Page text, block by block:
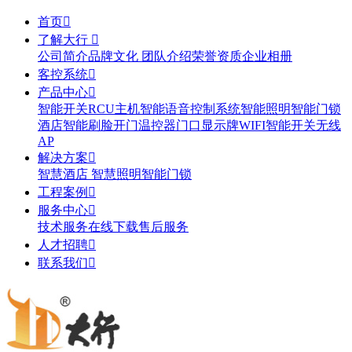
首页
了解大行 
公司简介品牌文化 团队介绍荣誉资质企业相册
客控系统
产品中心
智能开关RCU主机智能语音控制系统智能照明智能门锁
酒店智能刷脸开门温控器门口显示牌WIFI智能开关无线
AP
解决方案
智慧酒店 智慧照明智能门锁
工程案例 
服务中心
技术服务在线下载售后服务
人才招聘
联系我们